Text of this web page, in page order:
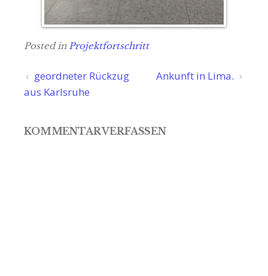
Posted inProjektfortschritt
Beitragsnavigation
geordneter Rückzug
aus Karlsruhe
Ankunft in Lima.
KOMMENTAR VERFASSEN